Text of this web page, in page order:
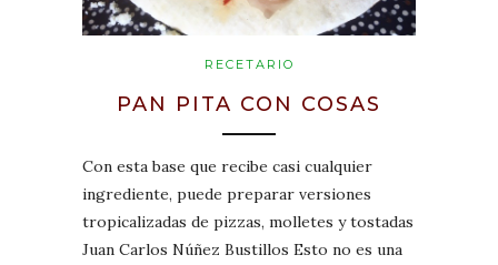
RECETARIO
PAN PITA CON COSAS
Con esta base que recibe casi cualquier
ingrediente, puede preparar versiones
tropicalizadas de pizzas, molletes y tostadas
Juan Carlos Núñez Bustillos Esto no es una